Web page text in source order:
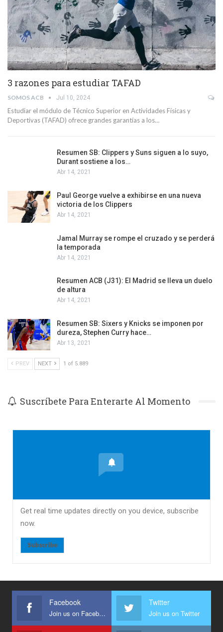
3 razones para estudiar TAFAD
SOMOS ACB Jul 10, 2024
Estudiar el módulo de Técnico Superior en Actividades Físicas y
Deportivas (TAFAD) ofrece grandes garantías a los…
Resumen SB: Clippers y Suns siguen a lo suyo,
Durant sostiene a los…
Abr 14, 2021
Paul George vuelve a exhibirse en una nueva
victoria de los Clippers
Abr 14, 2021
Jamal Murray se rompe el cruzado y se perderá
la temporada
Abr 14, 2021
Resumen ACB (J31): El Madrid se lleva un duelo
de altura
Abr 14, 2021
Resumen SB: Sixers y Knicks se imponen por
dureza, Stephen Curry hace…
Abr 13, 2021
PREV NEXT 1 of 5.889
Suscríbete Para Enterarte Al Momento
Get real time updates directly on you device, subscribe
now.
Subscribe
Facebook
Join us on Facebook
Twitter
Join us on Twitter